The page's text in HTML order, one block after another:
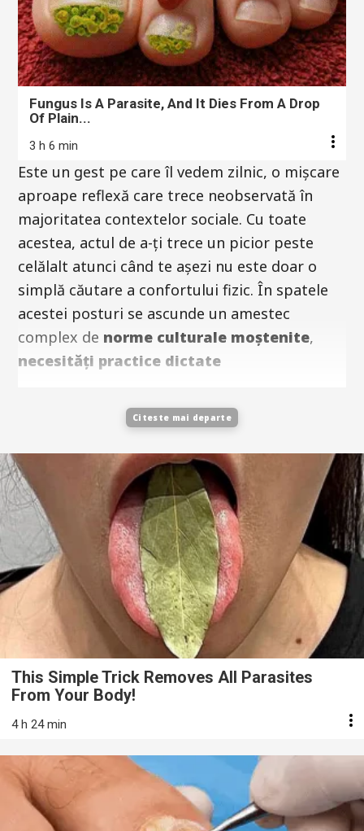
Fungus Is A Parasite, And It Dies From A Drop
Of Plain...
3 h 6 min
Este un gest pe care îl vedem zilnic, o mișcare
aproape reflexă care trece neobservată în
majoritatea contextelor sociale. Cu toate
acestea, actul de a-ți trece un picior peste
celălalt atunci când te așezi nu este doar o
simplă căutare a confortului fizic. În spatele
acestei posturi se ascunde un amestec
complex de norme culturale moștenite,
necesități practice dictate
Citeste mai departe
This Simple Trick Removes All Parasites
From Your Body!
4 h 24 min